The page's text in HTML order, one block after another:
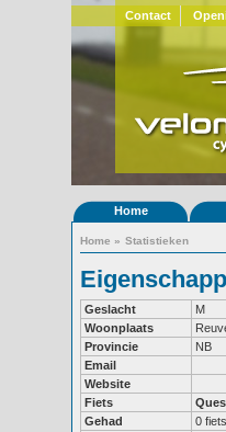
Contact
Home
Home » Statistieken
Geslacht
M
Woonplaats
Provincie
NB
Email
Website
Fiets
Gehad
0